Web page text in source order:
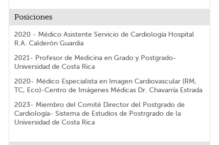
Posiciones
2020 - Médico Asistente Servicio de Cardiología Hospital
R.A. Calderón Guardia
2021- Profesor de Medicina en Grado y Postgrado-
Universidad de Costa Rica
2020- Médico Especialista en Imagen Cardiovascular (RM,
TC, Eco)-Centro de Imágenes Médicas Dr. Chavarría Estrada
2023- Miembro del Comité Director del Postgrado de
Cardiología- Sistema de Estudios de Postrgrado de la
Universidad de Costa Rica